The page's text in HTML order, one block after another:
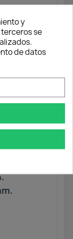
caño
alto
norma
con
y
se
de datos